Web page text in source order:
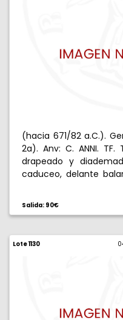
(hacia 671/82 a.C.).
2a). Anv: C. ANNI. TF.
drapeado y
caduceo, delante
en cuadriga al
MBC+.
Salida: 90€
Lote 1130